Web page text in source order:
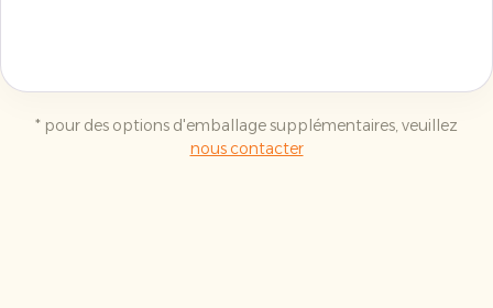
* pour des options d'emballage supplémentaires, veuillez
nous contacter